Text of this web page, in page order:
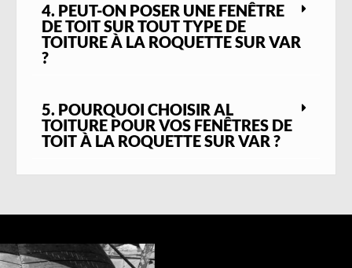
4. PEUT-ON POSER UNE FENÊTRE
DE TOIT SUR TOUT TYPE DE
TOITURE À LA ROQUETTE SUR VAR
?
5. POURQUOI CHOISIR AL
TOITURE POUR VOS FENÊTRES DE
TOIT À LA ROQUETTE SUR VAR ?